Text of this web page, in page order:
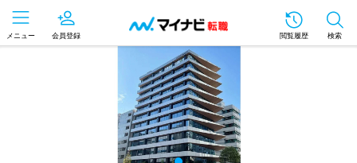
メニュー 会員登録 閲覧履歴 検索